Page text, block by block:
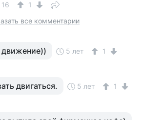
16
1
все комментарии
5 лет 1
двигаться. 5 лет 1